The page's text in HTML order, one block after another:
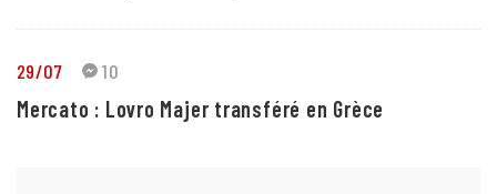
29/07 10
Mercato : Lovro Majer transféré en Grèce